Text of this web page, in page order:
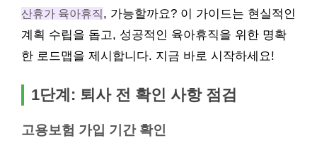
산휴가 육아휴직, 가능할까요? 이 가이드는 현실적인
계획 수립을 돕고, 성공적인 육아휴직을 위한 명확
한 로드맵을 제시합니다. 지금 바로 시작하세요!
1단계: 퇴사 전 확인 사항 점검
고용보험 가입 기간 확인